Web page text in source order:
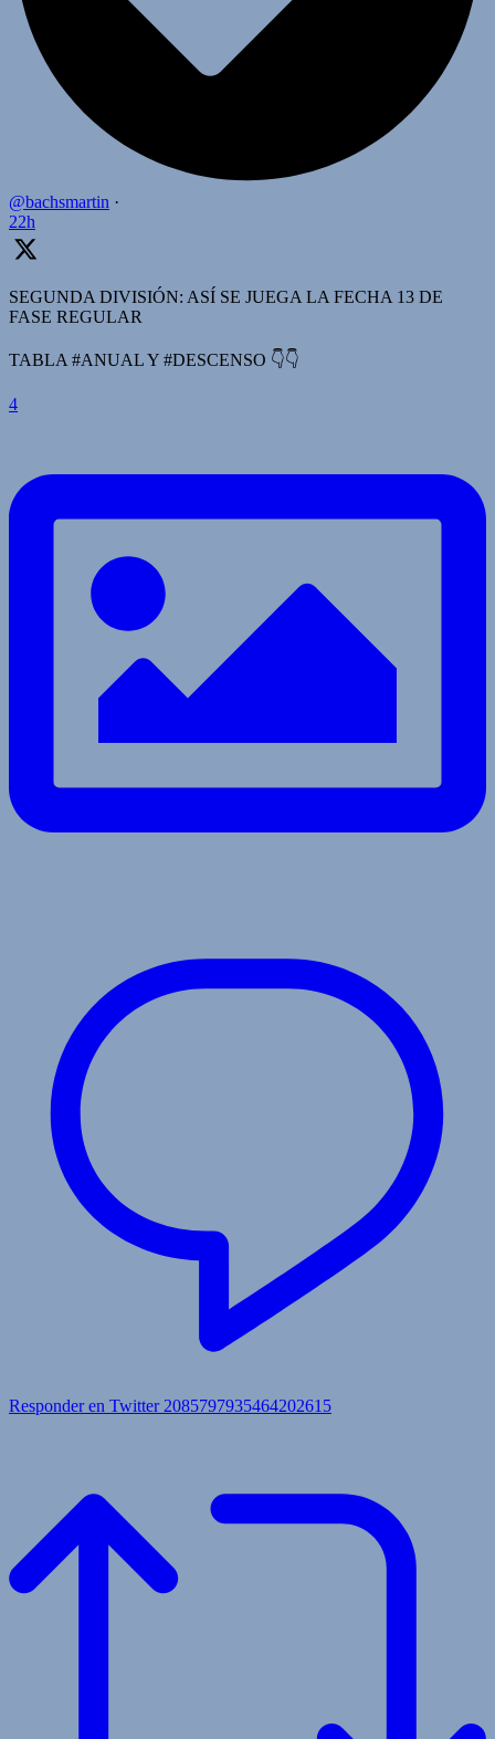
@bachsmartin ·
22h
SEGUNDA DIVISIÓN: ASÍ SE JUEGA LA FECHA 13 DE
FASE REGULAR
TABLA #ANUAL Y #DESCENSO 👇👇
4
Responder en Twitter 2085797935464202615